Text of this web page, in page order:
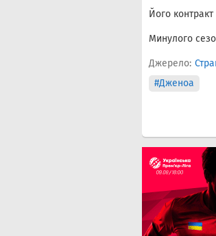
Його
Минулого
Джерело:
#Дженоа